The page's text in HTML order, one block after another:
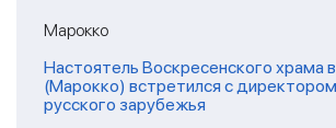
Марокко
Настоятель Воскресенского храма
(Марокко) встретился с
русского зарубежья